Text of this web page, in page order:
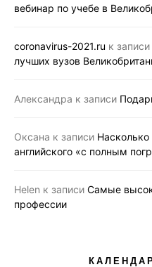
вебинар по учебе в
coronavirus-2021.ru к записи
лучших вузов
Александра к записи
Оксана к записи
английского «с полным
Helen к записи Самые
профессии